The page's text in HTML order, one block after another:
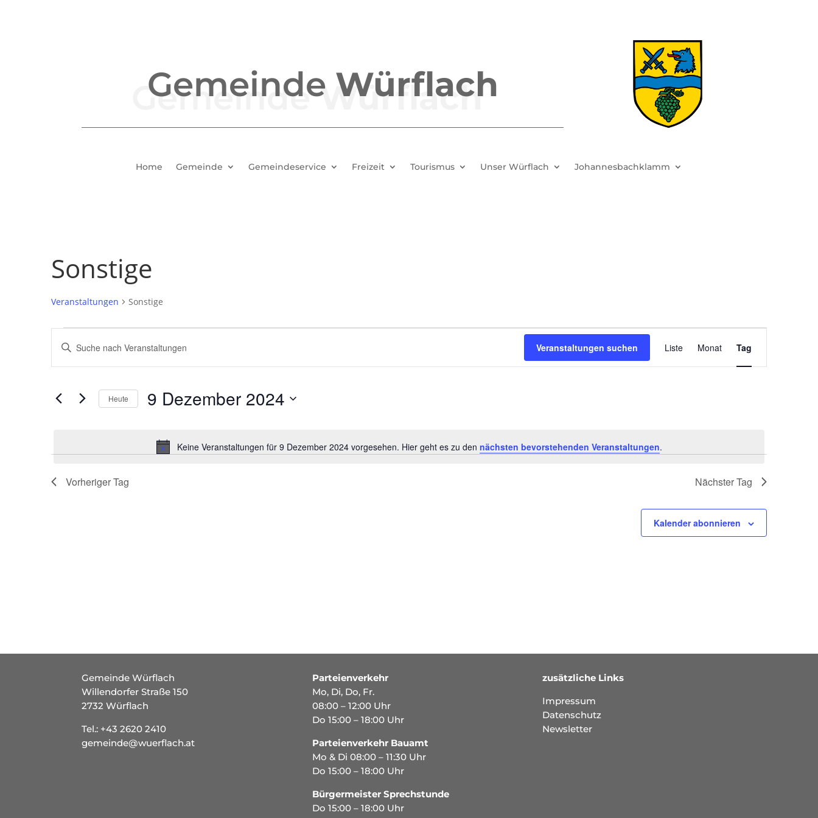
Gemeinde Würflach
Home Gemeinde Gemeindeservice Freizeit Tourismus Unser Würflach Johannesbachklamm
Sonstige
Veranstaltungen Sonstige
Veranstaltungen
für
9
2024
Hinweis
Keine Veranstaltungen für 9 Dezember 2024 vorgesehen. Hier geht es zu den nächsten bevorstehenden Veranstaltungen.
Veranstaltungen
Suche
und
Navigation
Bitte
eingeben.
nach
Veranstaltungen suchen
Veranstaltung
Ansichten-
Navigation
Liste Monat Tag
Heute 9 Dezember 2024
Vorheriger Tag Nächster Tag
Kalender abonnieren
Gemeinde Würflach
Willendorfer Straße 150
2732 Würflach
Tel.: +43 2620 2410
gemeinde@wuerflach.at
Parteienverkehr
Mo, Di, Do, Fr.
08:00 – 12:00 Uhr
Do 15:00 – 18:00 Uhr
Parteienverkehr Bauamt
Mo & Di 08:00 – 11:30 Uhr
Do 15:00 – 18:00 Uhr
Bürgermeister Sprechstunde
Do 15:00 – 18:00 Uhr
zusätzliche Links
Impressum
Datenschutz
Newsletter